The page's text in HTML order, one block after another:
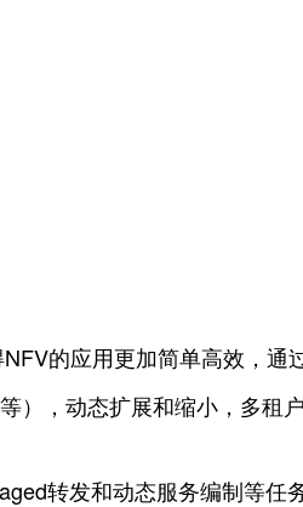
的应用更加简单高效，
），动态扩展和缩小，多租户
转发和动态服务编制等